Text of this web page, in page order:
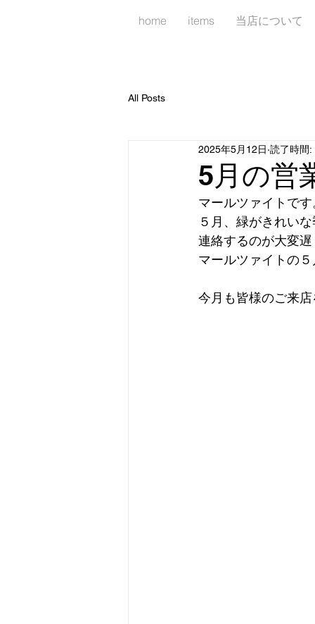
home items 当店について
All Posts
5月の営
2025年5月12日 読了時間:
マールツァイトです
５月、緑がきれい
連絡するのが大変
マールツァイトの
今月も皆様のご来